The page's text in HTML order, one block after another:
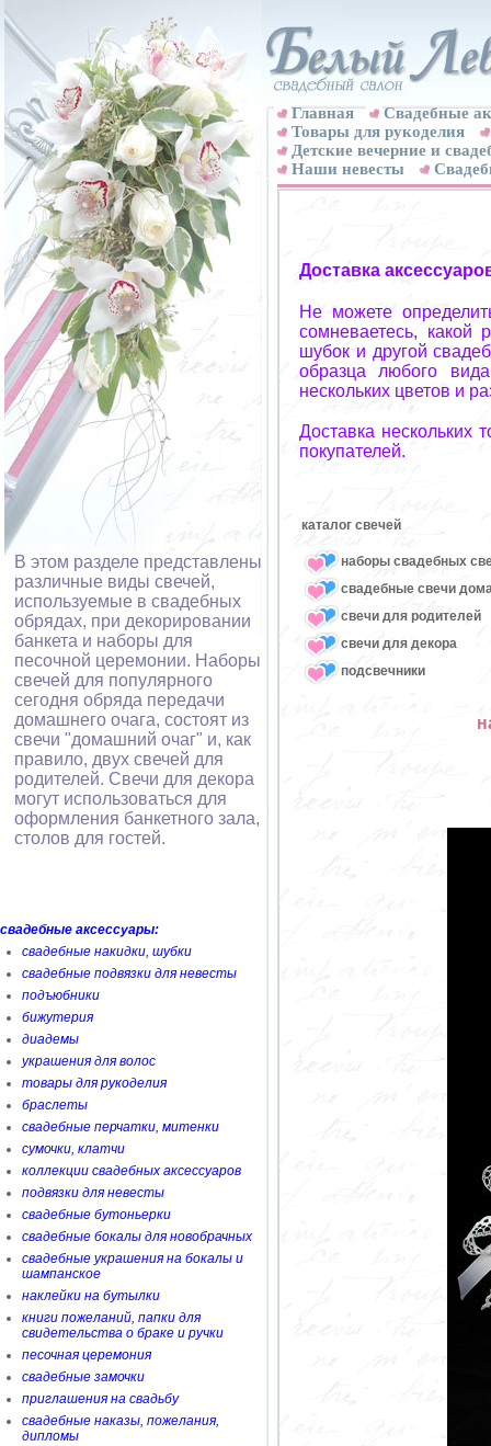
В этом разделе представлены
различные виды свечей,
используемые в свадебных
обрядах, при декорировании
банкета и наборы для
песочной церемонии. Наборы
свечей для популярного
сегодня обряда передачи
домашнего очага, состоят из
свечи "домашний очаг" и, как
правило, двух свечей для
родителей. Свечи для декора
могут использоваться для
оформления банкетного зала,
столов для гостей.
свадебные аксессуары:
свадебные накидки, шубки
свадебные подвязки для невесты
подъюбники
бижутерия
диадемы
украшения для волос
товары для рукоделия
браслеты
свадебные перчатки, митенки
сумочки, клатчи
коллекции свадебных аксессуаров
подвязки для невесты
свадебные бутоньерки
свадебные бокалы для новобрачных
свадебные украшения на бокалы и
шампанское
наклейки на бутылки
книги пожеланий, папки для
свидетельства о браке и ручки
песочная церемония
свадебные замочки
приглашения на свадьбу
свадебные наказы, пожелания,
дипломы
Главная
Свадебные
Товары для рукоделия
Детские вечерние и
Наши невесты
Доставка
Не можете
сомневаетесь, какой
шубок и другой
образца любого
нескольких цветов и
Доставка нескольких
покупателей.
каталог свечей
наборы свадебных
свадебные свечи
свечи для родителей
свечи для декора
подсвечники